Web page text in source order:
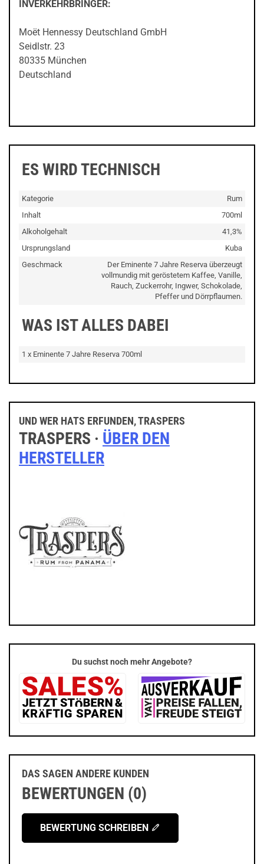
INVERKEHRBRINGER:
Moët Hennessy Deutschland GmbH
Seidlstr. 23
80335 München
Deutschland
ES WIRD TECHNISCH
Kategorie
Rum
Inhalt
700ml
Alkoholgehalt
41,3%
Ursprungsland
Kuba
Geschmack
Der Eminente 7 Jahre Reserva überzeugt
vollmundig mit geröstetem Kaffee, Vanille,
Rauch, Zuckerrohr, Ingwer, Schokolade,
Pfeffer und Dörrpflaumen.
WAS IST ALLES DABEI
1 x Eminente 7 Jahre Reserva 700ml
UND WER HATS ERFUNDEN, TRASPERS
TRASPERS · ÜBER DEN
HERSTELLER
Du suchst noch mehr Angebote?
DAS SAGEN ANDERE KUNDEN
BEWERTUNGEN (0)
BEWERTUNG SCHREIBEN